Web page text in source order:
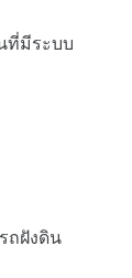
ที่มีระบบ
ถฝังดิน